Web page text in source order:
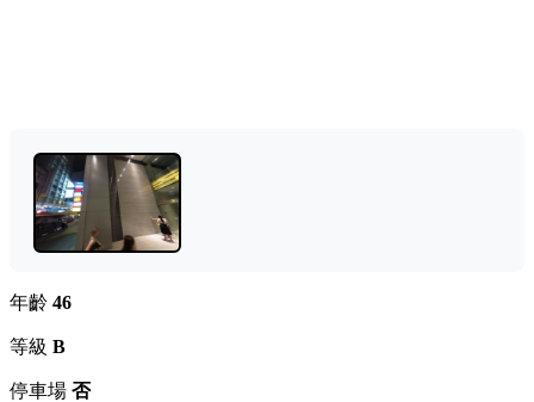
年齡 46
等級 B
停車場 否